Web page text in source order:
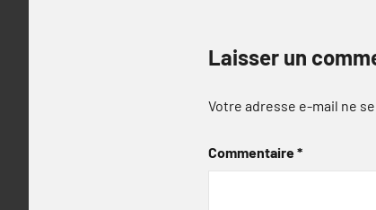
Laisser un
Votre adresse e-mail ne
Commentaire*